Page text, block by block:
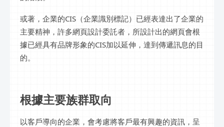
或著，企業的CIS（企業識別標記）已經表達出了企業的
主要精神，許多網頁設計委託者，所設計出的網頁會根
據已經具有品牌形象的CIS加以延伸，達到傳遞訊息的目
的。
根據主要族群取向
以客戶導向的企業，會考慮將客戶最有興趣的資訊，呈